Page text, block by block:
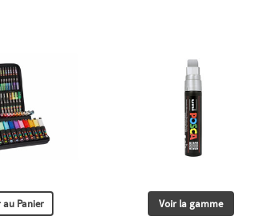
au Panier Voir la gamme